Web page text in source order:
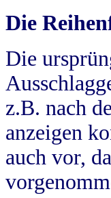
Die
Die
z.B. nach
anzeigen
auch vor,